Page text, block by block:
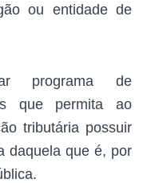
ou entidade de
programa de
que permita ao
tributária possuir
daquela que é, por